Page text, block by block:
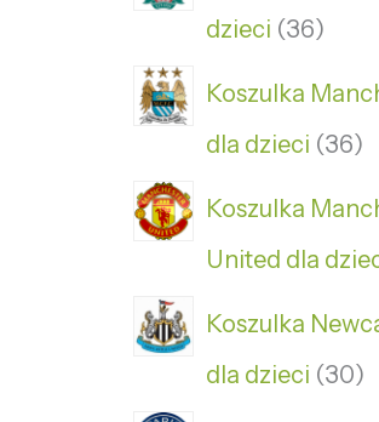
dzieci 36
Koszulka
dla dzieci 36
Koszulka
United dla
Koszulka
dla dzieci 30